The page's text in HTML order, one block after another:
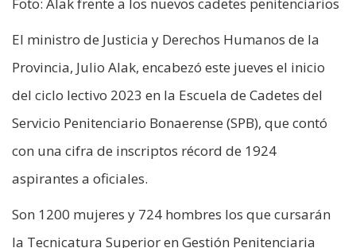
El ministro de Justicia y Derechos Humanos de la
Provincia, Julio Alak, encabezó este jueves el inicio
del ciclo lectivo 2023 en la Escuela de Cadetes del
Servicio Penitenciario Bonaerense (SPB), que contó
con una cifra de inscriptos récord de 1924
aspirantes a oficiales.
Son 1200 mujeres y 724 hombres los que cursarán
la Tecnicatura Superior en Gestión Penitenciaria